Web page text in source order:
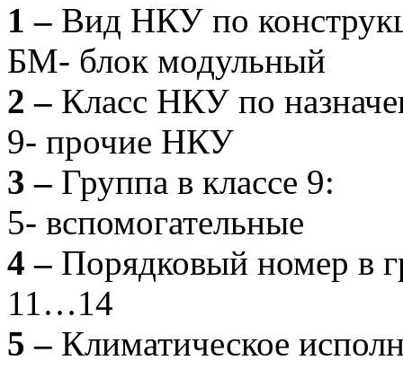
1 – Вид НКУ по
БМ- блок модульный
2 – Класс НКУ по
9- прочие НКУ
3 – Группа в классе 9:
5- вспомогательные
4 – Порядковый номер в
11…14
5 – Климатическое